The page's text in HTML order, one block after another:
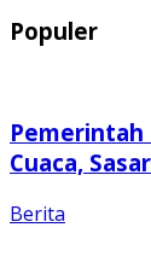
Populer
Pemerintah
Cuaca,
Berita